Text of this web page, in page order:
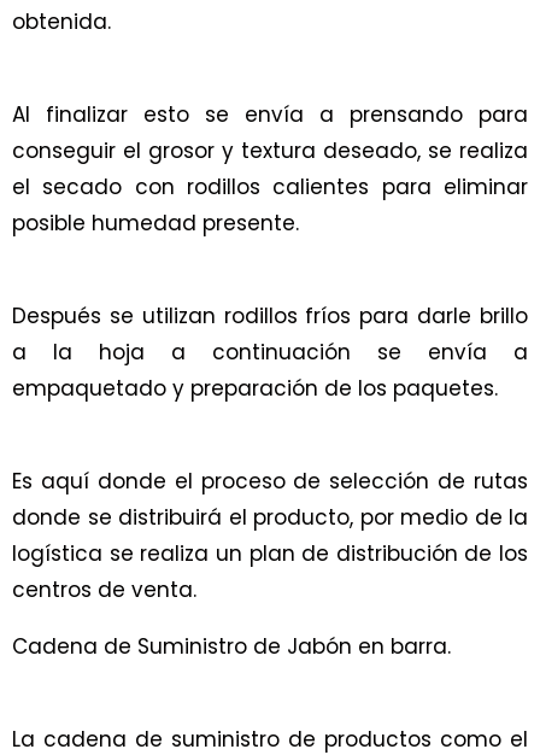
obtenida.
Al finalizar esto se envía a prensando para
conseguir el grosor y textura deseado, se realiza
el secado con rodillos calientes para eliminar
posible humedad presente.
Después se utilizan rodillos fríos para darle brillo
a la hoja a continuación se envía a
empaquetado y preparación de los paquetes.
Es aquí donde el proceso de selección de rutas
donde se distribuirá el producto, por medio de la
logística se realiza un plan de distribución de los
centros de venta.
Cadena de Suministro de Jabón en barra.
La cadena de suministro de productos como el